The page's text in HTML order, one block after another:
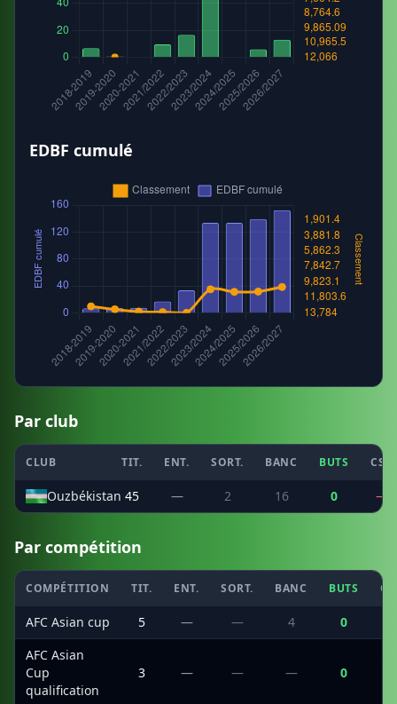
EDBF cumulé
Par club
CLUB TIT. ENT. SORT. BANC BUTS CSC
Ouzbékistan 45 — 2 16 0 —
Par compétition
COMPÉTITION TIT. ENT. SORT. BANC BUTS
AFC Asian cup 5 — — 4 0
AFC Asian
Cup
qualification
3 — — — 0